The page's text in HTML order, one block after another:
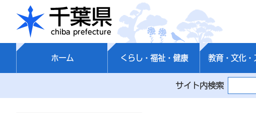
千葉県
ホーム くらし・福祉・健康 教育・文化
サイト内検索